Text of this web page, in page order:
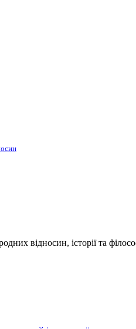
відносин, історії та